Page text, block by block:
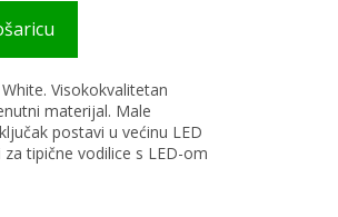
Visokokvalitetan
materijal. Male
postavi u većinu LED
tipične vodilice s LED-om